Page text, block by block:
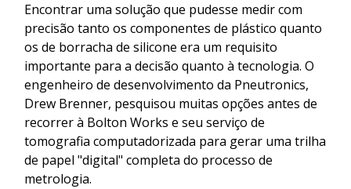
Encontrar uma solução que pudesse medir com
precisão tanto os componentes de plástico quanto
os de borracha de silicone era um requisito
importante para a decisão quanto à tecnologia. O
engenheiro de desenvolvimento da Pneutronics,
Drew Brenner, pesquisou muitas opções antes de
recorrer à Bolton Works e seu serviço de
tomografia computadorizada para gerar uma trilha
de papel "digital" completa do processo de
metrologia.